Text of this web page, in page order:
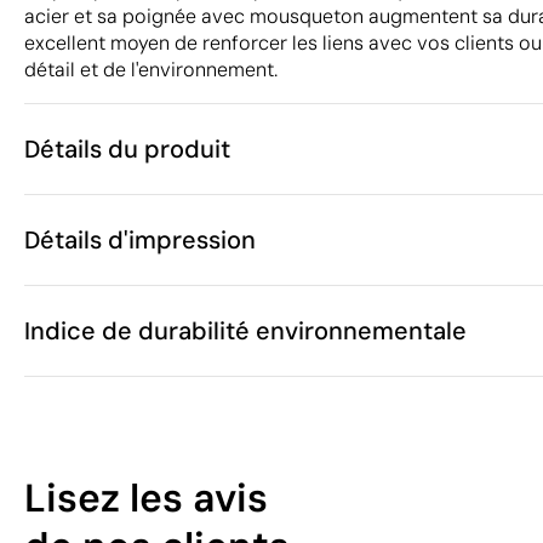
acier et sa poignée avec mousqueton augmentent sa
excellent moyen de renforcer les liens avec vos clients
détail et de l'environnement.
Détails du produit
Caractéristiques
Code du produit
Poids
325 g
Matière
rPET,
Pays d'envoi
Détails d'impression
Indice de durabilité environnementale
49
/100
Lisez les avis